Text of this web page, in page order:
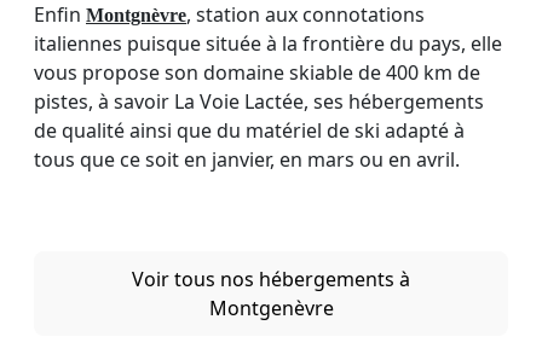
Enfin Montgnèvre, station aux connotations
italiennes puisque située à la frontière du pays, elle
vous propose son domaine skiable de 400 km de
pistes, à savoir La Voie Lactée, ses hébergements
de qualité ainsi que du matériel de ski adapté à
tous que ce soit en janvier, en mars ou en avril.
Voir tous nos hébergements à
Montgenèvre